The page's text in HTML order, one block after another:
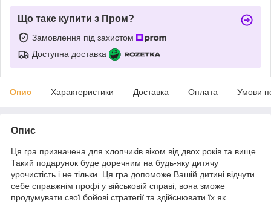
Що таке купити з Пром?
Замовлення під захистом
Доступна доставка
Опис Характеристики Доставка Оплата Умови
Опис
Ця гра призначена для хлопчиків віком від двох років та вище.
Такий подарунок буде доречним на будь-яку дитячу
урочистість і не тільки. Ця гра допоможе Вашій дитині відчути
себе справжнім профі у військовій справі, вона зможе
продумувати свої бойові стратегії та здійснювати їх як